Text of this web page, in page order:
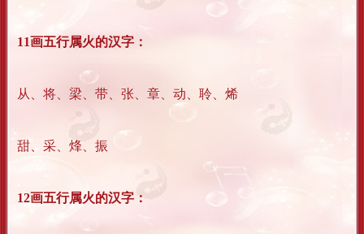
11画五行属火的汉字：
从、将、梁、带、张、章、动、聆、烯
甜、采、烽、振
12画五行属火的汉字：